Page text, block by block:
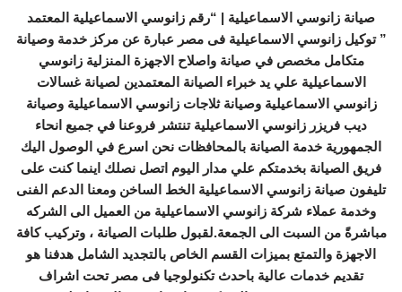
صيانة زانوسي الاسماعيلية | “رقم زانوسي الاسماعيلية المعتمد
” توكيل زانوسي الاسماعيلية فى مصر عبارة عن مركز خدمة وصيانة
متكامل مخصص في صيانة واصلاح الاجهزة المنزلية زانوسي
الاسماعيلية علي يد خبراء الصيانة المعتمدين لصيانة غسالات
زانوسي الاسماعيلية وصيانة ثلاجات زانوسي الاسماعيلية وصيانة
ديب فريزر زانوسي الاسماعيلية تنتشر فروعنا في جميع انحاء
الجمهورية خدمة الصيانة بالمحافظات نحن اسرع في الوصول اليك
فريق الصيانة بخدمتكم علي مدار اليوم اتصل نصلك اينما كنت على
تليفون صيانة زانوسي الاسماعيلية الخط الساخن ومعنا الدعم الفنى
وخدمة عملاء شركة زانوسي الاسماعيلية من العميل الى الشركه
مباشرةً من السبت الى الجمعة.لقبول طلبات الصيانة ، وتركيب كافة
الاجهزة والتمتع بميزات القسم الخاص بالتجديد الشامل هدفنا هو
تقديم خدمات عالية باحدث تكنولوجيا فى مصر تحت اشراف